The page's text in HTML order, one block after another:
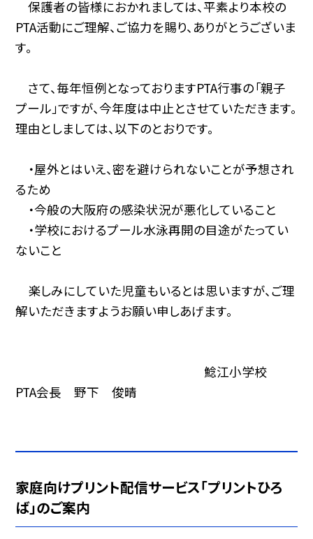
保護者の皆様におかれましては、平素より本校の
PTA活動にご理解、ご協力を賜り、ありがとうございま
す。
さて、毎年恒例となっておりますPTA行事の「親子
プール」ですが、今年度は中止とさせていただきます。
理由としましては、以下のとおりです。
・屋外とはいえ、密を避けられないことが予想され
るため
・今般の大阪府の感染状況が悪化していること
・学校におけるプール水泳再開の目途がたってい
ないこと
楽しみにしていた児童もいるとは思いますが、ご理
解いただきますようお願い申しあげます。
鯰江小学校
PTA会長 野下 俊晴
家庭向けプリント配信サービス「プリントひろ
ば」のご案内